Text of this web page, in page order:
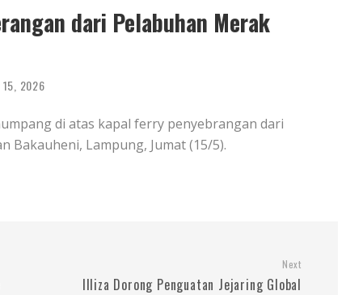
dari Pelabuhan Merak
15, 2026
di atas kapal ferry penyebrangan dari
Bakauheni, Lampung, Jumat (15/5).
Next
Illiza Dorong Penguatan Jejaring Global